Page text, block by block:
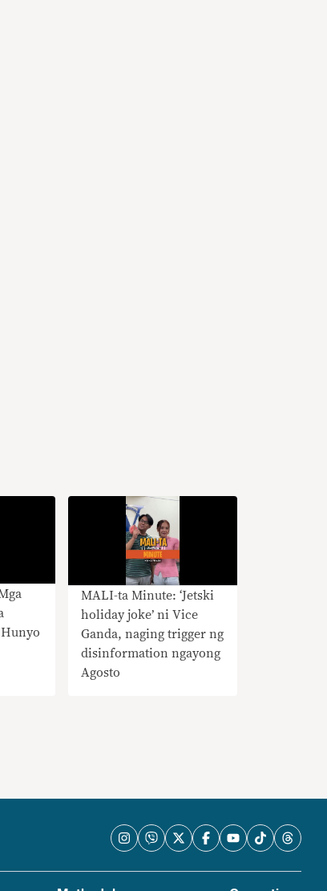
MALI-ta Minute: ‘Jetski
holiday joke’ ni Vice
Ganda, naging trigger ng
disinformation ngayong
Agosto